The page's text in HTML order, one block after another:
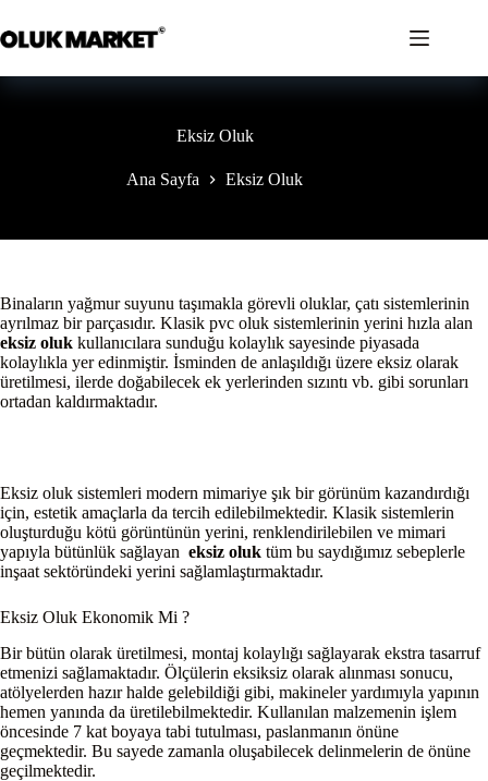
geç
Eksiz Oluk
Ana Sayfa Eksiz Oluk
Binaların yağmur suyunu taşımakla görevli oluklar, çatı sistemlerinin
ayrılmaz bir parçasıdır. Klasik pvc oluk sistemlerinin yerini hızla alan
eksiz oluk kullanıcılara sunduğu kolaylık sayesinde piyasada
kolaylıkla yer edinmiştir. İsminden de anlaşıldığı üzere eksiz olarak
üretilmesi, ilerde doğabilecek ek yerlerinden sızıntı vb. gibi sorunları
ortadan kaldırmaktadır.
Eksiz oluk sistemleri modern mimariye şık bir görünüm kazandırdığı
için, estetik amaçlarla da tercih edilebilmektedir. Klasik sistemlerin
oluşturduğu kötü görüntünün yerini, renklendirilebilen ve mimari
yapıyla bütünlük sağlayan eksiz oluk tüm bu saydığımız sebeplerle
inşaat sektöründeki yerini sağlamlaştırmaktadır.
Eksiz Oluk Ekonomik Mi ?
Bir bütün olarak üretilmesi, montaj kolaylığı sağlayarak ekstra tasarruf
etmenizi sağlamaktadır. Ölçülerin eksiksiz olarak alınması sonucu,
atölyelerden hazır halde gelebildiği gibi, makineler yardımıyla yapının
hemen yanında da üretilebilmektedir. Kullanılan malzemenin işlem
öncesinde 7 kat boyaya tabi tutulması, paslanmanın önüne
geçmektedir. Bu sayede zamanla oluşabilecek delinmelerin de önüne
geçilmektedir.